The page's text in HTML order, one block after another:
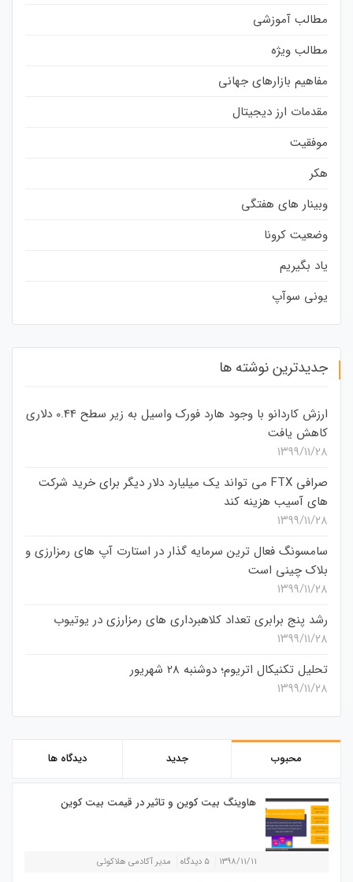
مطالب آموزشی
مطالب ویژه
مفاهیم بازارهای جهانی
مقدمات ارز دیجیتال
موفقیت
هکر
وبینار های هفتگی
وضعیت کرونا
یاد بگیریم
یونی سوآپ
جدیدترین نوشته ها
ارزش کاردانو با وجود هارد فورک واسیل به زیر سطح 0.44 دلاری
کاهش یافت
۱۳۹۹/۱۱/۲۸
صرافی FTX می تواند یک میلیارد دلار دیگر برای خرید شرکت
های آسیب هزینه کند
۱۳۹۹/۱۱/۲۸
سامسونگ فعال‌ ترین سرمایه‌ گذار در استارت‌ آپ‌ های رمزارزی و
بلاک چینی است
۱۳۹۹/۱۱/۲۸
رشد پنج برابری تعداد کلاهبرداری های رمزارزی در یوتیوب
۱۳۹۹/۱۱/۲۸
تحلیل تکنیکال اتریوم؛ دوشنبه 28 شهریور
۱۳۹۹/۱۱/۲۸
محبوب جدید دیدگاه ها
هاوینگ بیت کوین و تاثیر در قیمت بیت کوین
۱۳۹۸/۱۱/۱۱ ۵ دیدگاه مدیر آکادمی هلاکوئی